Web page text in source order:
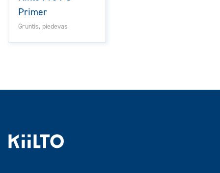
Primer
Gruntis, piedevas